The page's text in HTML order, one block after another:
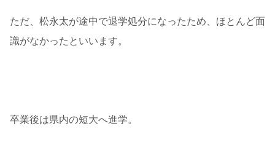
ただ、松永太が途中で退学処分になったため、ほとんど面
識がなかったといいます。
卒業後は県内の短大へ進学。